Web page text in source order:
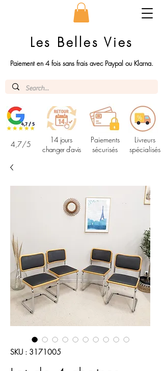
Les Belles Vies
Paiement en 4 fois sans frais avec Paypal ou Klarna.
4,7/5
14 jours
changer d'avis
Paiements
sécurisés
Livreurs
spécialisés
SKU : 3171005